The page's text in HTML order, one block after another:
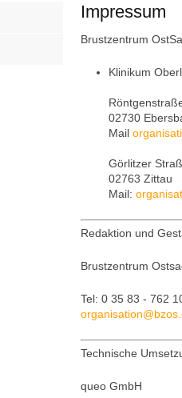
Impressum
Brustzentrum
Klinikum
02730
Mail
Görlitzer
02763 Zittau
Mail:
Redaktion und
Brustzentrum
Tel: 0 35 83 - 762
organisation@ bzos.
Technische
queo GmbH